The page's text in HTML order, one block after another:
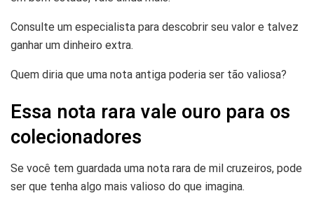
Consulte um especialista para descobrir seu valor e talvez
ganhar um dinheiro extra.
Quem diria que uma nota antiga poderia ser tão valiosa?
Essa nota rara vale ouro para os
colecionadores
Se você tem guardada uma nota rara de mil cruzeiros, pode
ser que tenha algo mais valioso do que imagina.